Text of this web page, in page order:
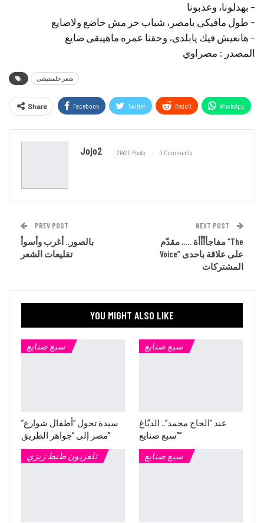
– بهدلونا، وعذبونا
– طول مافيكى يامصر، شباب حر مش خاضع ولاصايع
– هانعيش فيك يابلدى، وحقنا عمره ماهيبقى ضايع
المصدر : مصراوي
شعر حلمنتيشى
Share Facebook Twitter ReddIt WhatsApp
Jojo2 21420 Posts 0 Comments
PREV POST
بالصور.. أغرب وأسوأ
تقليعات الشعر
NEXT POST
مفاجأأأأة ….. مقدّم “The
Voice” على علاقة باحدى
المشتركات
YOU MIGHT ALSO LIKE
سبع صنايع
سيدة تحول “أطفال شوارع”
مصر إلى “جواهر الطريق”
سبع صنايع
عند ”الحاج محمد”.. الدبّاغ
”سبع صنايع”
تلفزيون طنط زيزي
سبع صنايع